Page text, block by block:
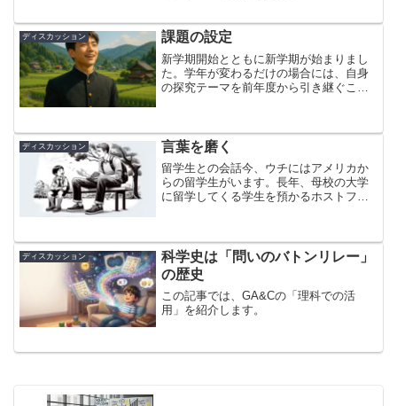
ディスカッション 課題の設定
新学期開始とともに新学期が始まりまし
た。学年が変わるだけの場合には、自身
の探究テーマを前年度から引き継ぐこと
ことになる生徒がほとんど...
ディスカッション 言葉を磨く
留学生との会話今、ウチにはアメリカか
らの留学生がいます。長年、母校の大学
に留学してくる学生を預かるホストファ
もう30年近く前です。それから、一年間
(正確には夏休み後...
ディスカッション
科学史は「問いのバトンリレー」
の歴史
この記事では、GA&Cの「理科での活
用」を紹介します。